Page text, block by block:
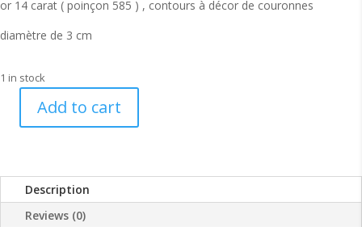
or 14 carat ( poinçon 585 ) , contours à décor de couronnes
diamètre de 3 cm
1 in stock
BouclesAdd to cart
Description
Reviews (0)